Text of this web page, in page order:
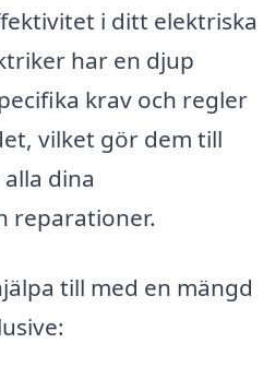
i ditt elektriska
har en djup
krav och regler
vilket gör dem till
dina
reparationer.
till med en mängd